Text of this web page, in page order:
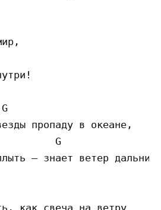
пропаду в океане,
G
– знает ветер дальних